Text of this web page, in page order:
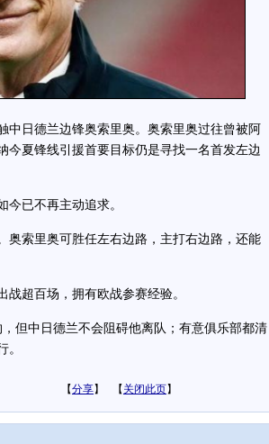
日德兰边锋奥索里奥。奥索里奥过往曾被阿
夏锋线引援首要目标仍是寻找一名首发左边
已不再主动追求。
索里奥可胜任左右边路，主打右边路，还能
超百场，拥有欧战参赛经验。
中日德兰不会阻碍他离队；有意俱乐部都清
。
【分享】 【 关闭此页】